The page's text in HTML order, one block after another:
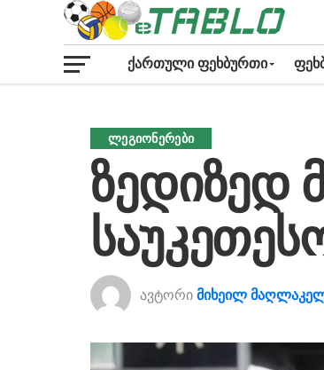
ᲥᲐᲠᲗᲣᲚᲘ ᲤᲔᲮᲑᲣᲠᲗᲘ
ᲚᲔᲒᲘᲝᲜᲔᲠᲔᲑᲘ
ზედიზედ
ავტორი მიხეილ